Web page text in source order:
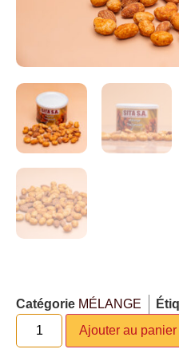
Catégorie MÉLANGE
Ajouter au panier